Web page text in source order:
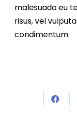
malesuada eu
risus, vel
condimentum.
Share